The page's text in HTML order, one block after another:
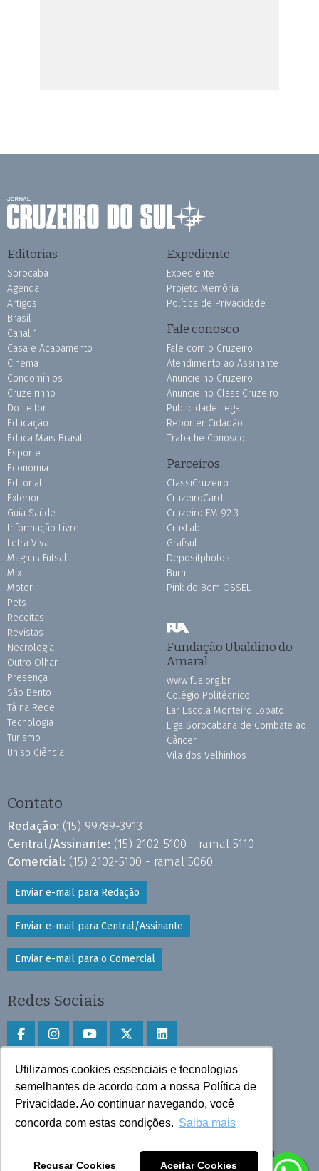
Utilizamos cookies essenciais e tecnologias
semelhantes de acordo com a nossa Política de
Privacidade. Ao continuar navegando, você
concorda com estas condições. Saiba mais
Recusar Cookies Aceitar Cookies
Editorias
Sorocaba
Agenda
Artigos
Brasil
Canal 1
Casa e Acabamento
Cinema
Condomínios
Cruzeirinho
Do Leitor
Educação
Educa Mais Brasil
Esporte
Economia
Editorial
Exterior
Guia Saúde
Informação Livre
Letra Viva
Magnus Futsal
Mix
Motor
Pets
Receitas
Revistas
Necrologia
Outro Olhar
Presença
São Bento
Tá na Rede
Tecnologia
Turismo
Uniso Ciência
Expediente
Expediente
Projeto Memória
Política de Privacidade
Fale conosco
Fale com o Cruzeiro
Atendimento ao Assinante
Anuncie no Cruzeiro
Anuncie no ClassiCruzeiro
Publicidade Legal
Repórter Cidadão
Trabalhe Conosco
Parceiros
ClassiCruzeiro
CruzeiroCard
Cruzeiro FM 92.3
CruxLab
Grafsul
Depositphotos
Burh
Pink do Bem OSSEL
Fundação Ubaldino do
Amaral
www.fua.org.br
Colégio Politécnico
Lar Escola Monteiro Lobato
Liga Sorocabana de Combate ao
Câncer
Vila dos Velhinhos
Contato
Redação: (15) 99789-3913
Central/Assinante: (15) 2102-5100 - ramal 5110
Comercial: (15) 2102-5100 - ramal 5060
Enviar e-mail para Redação
Enviar e-mail para Central/Assinante
Enviar e-mail para o Comercial
Redes Sociais
Faça download do aplicativo
Play Store e App Store
Todos os direitos reservados © 2025 Cruzeiro do Sul